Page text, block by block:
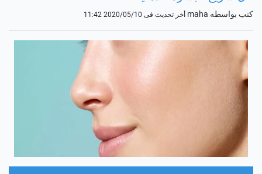
كتب بواسطه maha أخر تحديث فى 2020/05/10 11:42